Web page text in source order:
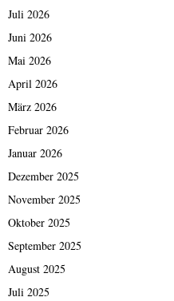
Juli 2026
Juni 2026
Mai 2026
April 2026
März 2026
Februar 2026
Januar 2026
Dezember 2025
November 2025
Oktober 2025
September 2025
August 2025
Juli 2025